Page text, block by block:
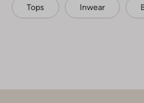
Tops Inwear